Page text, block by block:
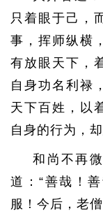
只着眼于己，
事，挥师纵横
有放眼天下，
自身功名利禄
天下百姓，以
自身的行为，
和尚不再
道：“善哉！
服！今后，老